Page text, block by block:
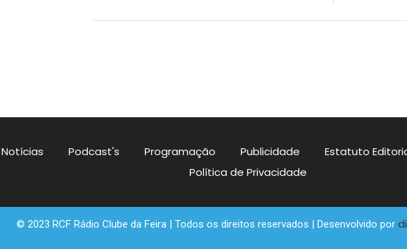
Notícias Podcast's Programação Publicidade Estatuto
Política de Privacidade
© 2023 RCF Rádio Clube da Feira | Todos os direitos reservados | Desenvolvido por